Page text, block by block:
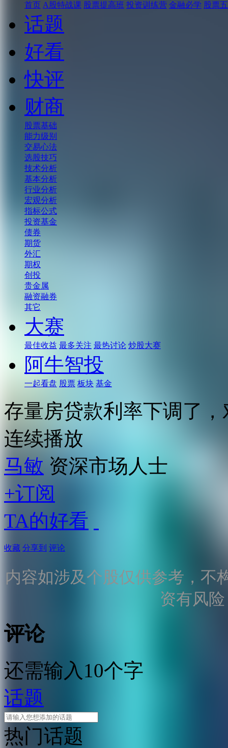
首页 A股特战课 股票提高班 投资训练营 金融必学 股票
话题
好看
快评
财商
股票基础
能力级别
交易心法
选股技巧
技术分析
基本分析
行业分析
宏观分析
指标公式
投资基金
债券
期货
外汇
期权
创投
贵金属
融资融券
其它
大赛
最佳收益 最多关注 最热讨论 炒股大赛
阿牛智投
一起看盘 股票 板块 基金
存量房贷款利率下调了
连续播放
马敏 资深市场人士
+订阅
TA的好看
收藏 分享到 评论
内容如涉及个股仅供参考，不
资有风
评论
还需输入10个字
话题
热门话题